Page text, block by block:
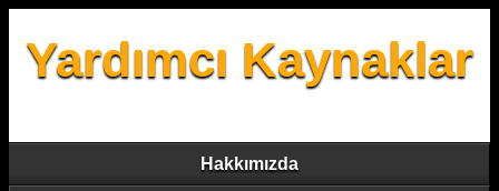
Yardımcı Kaynaklar
Hakkımızda